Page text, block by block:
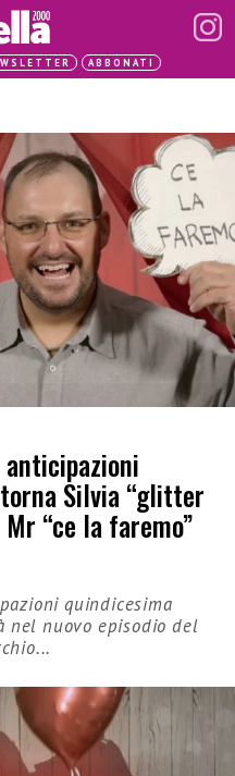
ABBONATI
Silvia “glitter
“ce la faremo”
quindicesima
nel nuovo episodio del